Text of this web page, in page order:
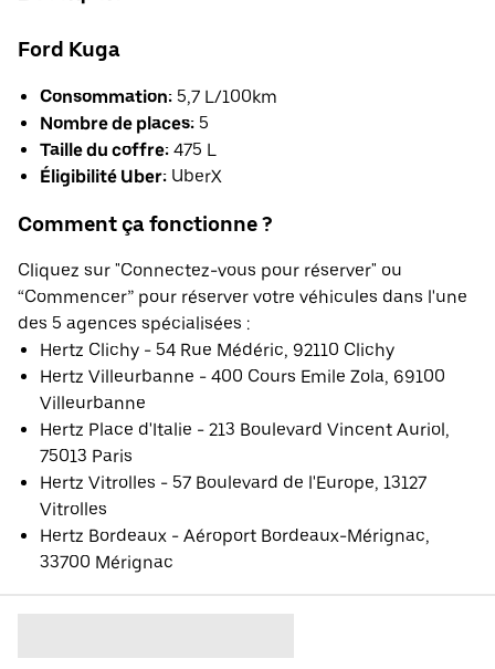
Ford Kuga
Consommation: 5,7 L/100km
Nombre de places: 5
Taille du coffre: 475 L
Éligibilité Uber: UberX
Comment ça fonctionne ?
Cliquez sur "Connectez-vous pour réserver" ou
“Commencer” pour réserver votre véhicules dans l'une
des 5 agences spécialisées :
Hertz Clichy - 54 Rue Médéric, 92110 Clichy
Hertz Villeurbanne - 400 Cours Emile Zola, 69100
Villeurbanne
Hertz Place d'Italie - 213 Boulevard Vincent Auriol,
75013 Paris
Hertz Vitrolles - 57 Boulevard de l'Europe, 13127
Vitrolles
Hertz Bordeaux - Aéroport Bordeaux-Mérignac,
33700 Mérignac